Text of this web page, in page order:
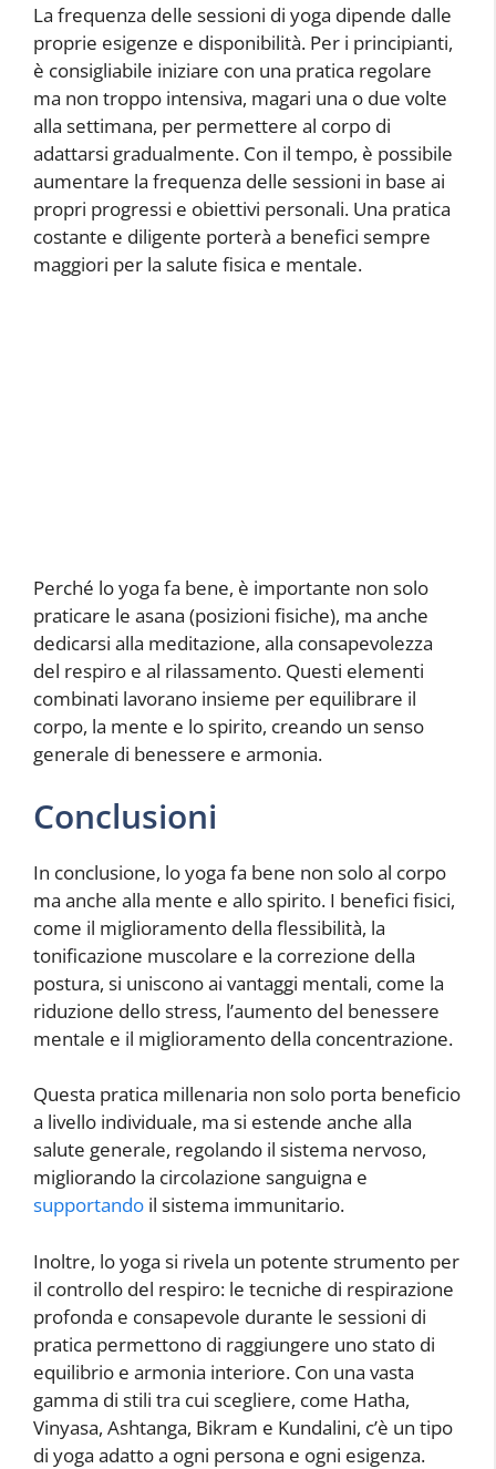
La frequenza delle sessioni di yoga dipende dalle
proprie esigenze e disponibilità. Per i principianti,
è consigliabile iniziare con una pratica regolare
ma non troppo intensiva, magari una o due volte
alla settimana, per permettere al corpo di
adattarsi gradualmente. Con il tempo, è possibile
aumentare la frequenza delle sessioni in base ai
propri progressi e obiettivi personali. Una pratica
costante e diligente porterà a benefici sempre
maggiori per la salute fisica e mentale.
Perché lo yoga fa bene, è importante non solo
praticare le asana (posizioni fisiche), ma anche
dedicarsi alla meditazione, alla consapevolezza
del respiro e al rilassamento. Questi elementi
combinati lavorano insieme per equilibrare il
corpo, la mente e lo spirito, creando un senso
generale di benessere e armonia.
Conclusioni
In conclusione, lo yoga fa bene non solo al corpo
ma anche alla mente e allo spirito. I benefici fisici,
come il miglioramento della flessibilità, la
tonificazione muscolare e la correzione della
postura, si uniscono ai vantaggi mentali, come la
riduzione dello stress, l’aumento del benessere
mentale e il miglioramento della concentrazione.
Questa pratica millenaria non solo porta beneficio
a livello individuale, ma si estende anche alla
salute generale, regolando il sistema nervoso,
migliorando la circolazione sanguigna e
supportando il sistema immunitario.
Inoltre, lo yoga si rivela un potente strumento per
il controllo del respiro: le tecniche di respirazione
profonda e consapevole durante le sessioni di
pratica permettono di raggiungere uno stato di
equilibrio e armonia interiore. Con una vasta
gamma di stili tra cui scegliere, come Hatha,
Vinyasa, Ashtanga, Bikram e Kundalini, c’è un tipo
di yoga adatto a ogni persona e ogni esigenza.